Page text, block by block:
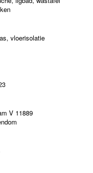
vloerisolatie
V 11889